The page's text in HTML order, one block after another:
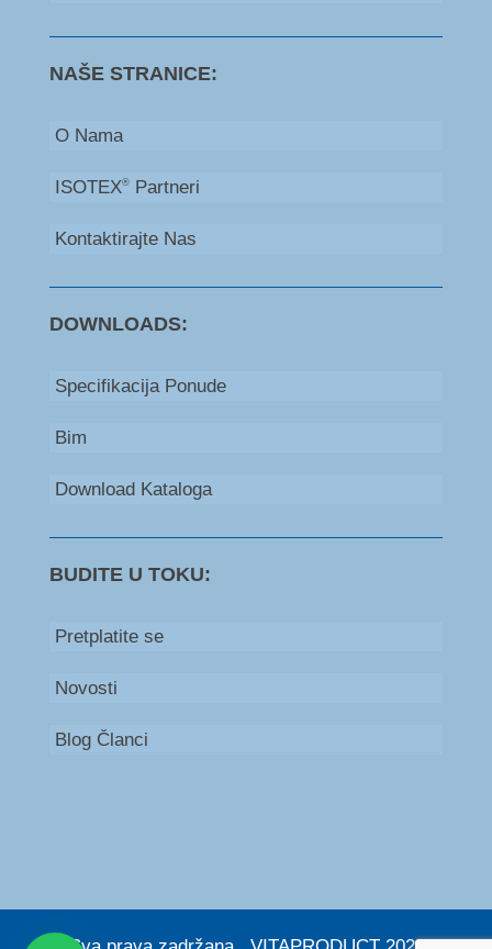
NAŠE STRANICE:
O Nama
ISOTEX®Partneri
Kontaktirajte Nas
DOWNLOADS:
Specifikacija Ponude
Bim
Download Kataloga
BUDITE U TOKU:
Pretplatite se
Novosti
Blog Članci